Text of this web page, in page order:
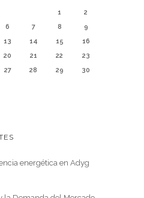
1
2
6 7 8
9
13 14 15
16
20 21 22
23
27 28 29
30
energética en Adyg